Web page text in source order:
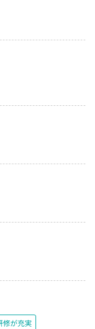
修が充実